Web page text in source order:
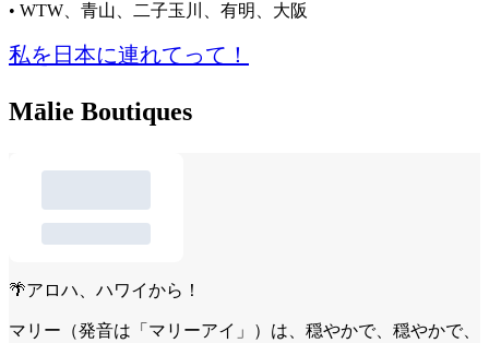
• WTW、青山、二子玉川、有明、大阪
私を日本に連れてって！
Mālie Boutiques
🌴アロハ、ハワイから！
マリー（発音は「マリーアイ」）は、穏やかで、穏やかで、